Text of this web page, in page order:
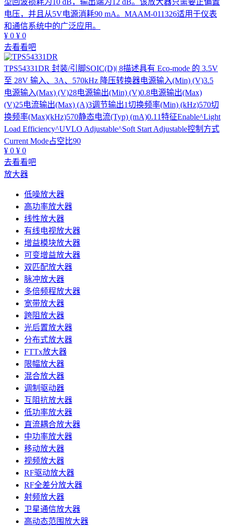
型回波损耗为10 dB，输出端为12 dB。该放大器只需要正偏置
电压，并且从5V电源消耗90 mA。MAAM-011326适用于仪表
和通信系统中的广泛应用。
¥ 0 ¥ 0
去看看吧
TPS54331DR 封装/引脚SOIC(D)| 8描述具有 Eco-mode 的 3.5V
至 28V 输入、3A、570kHz 降压转换器电源输入(Min) (V)3.5
电源输入(Max) (V)28电源输出(Min) (V)0.8电源输出(Max)
(V)25电流输出(Max) (A)3调节输出1切换频率(Min) (kHz)570切
换频率(Max)(kHz)570静态电流(Typ) (mA)0.11特征Enable^Light
Load Efficiency^UVLO Adjustable^Soft Start Adjustable控制方式
Current Mode占空比90
¥ 0 ¥ 0
去看看吧
放大器
低噪放大器
高功率放大器
线性放大器
有线电视放大器
增益模块放大器
可变增益放大器
双匹配放大器
脉冲放大器
多倍频程放大器
宽带放大器
跨阻放大器
光后置放大器
分布式放大器
FTTx放大器
限幅放大器
混合放大器
调制驱动器
互阻抗放大器
低功率放大器
直流耦合放大器
中功率放大器
移动放大器
视频放大器
RF驱动放大器
RF全差分放大器
射频放大器
卫星通信放大器
高动态范围放大器